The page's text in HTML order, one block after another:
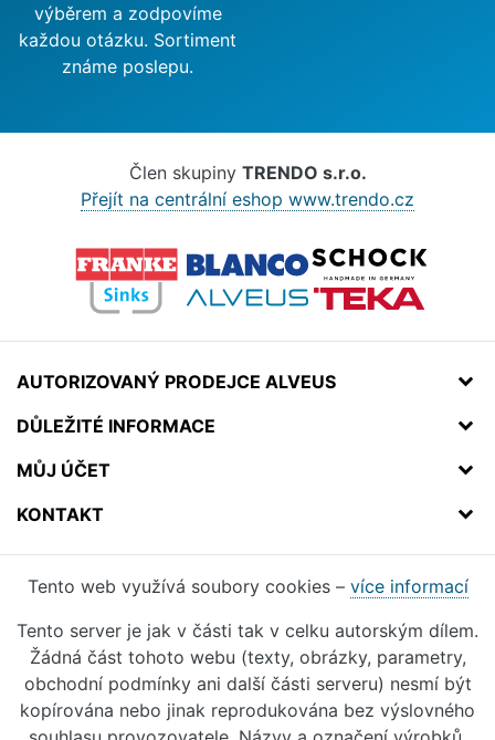
výběrem a zodpovíme
každou otázku. Sortiment
známe poslepu.
Člen skupiny TRENDO s.r.o.
Přejít na centrální eshop www.trendo.cz
AUTORIZOVANÝ PRODEJCE ALVEUS
DŮLEŽITÉ INFORMACE
MŮJ ÚČET
KONTAKT
Tento web využívá soubory cookies – více informací
Tento server je jak v části tak v celku autorským dílem.
Žádná část tohoto webu (texty, obrázky, parametry,
obchodní podmínky ani další části serveru) nesmí být
kopírována nebo jinak reprodukována bez výslovného